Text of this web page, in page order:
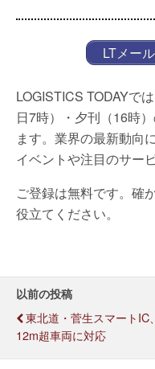
LTメー
LOGISTICS TODAYで
日7時）・夕刊（16時
ます。業界の最新動向
イベントや注目のサー
ご登録は無料です。確
役立てください。
以前の投稿
東北道・菅生スマートIC、
12m超車両に対応